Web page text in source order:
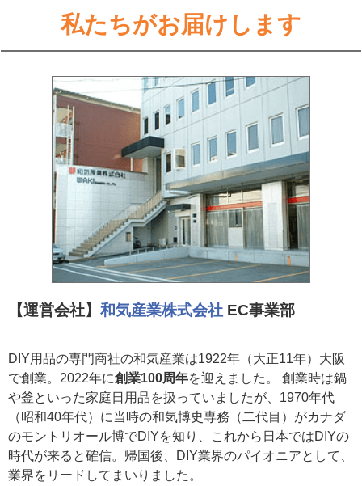
私たちがお届けします
【運営会社】 和気産業株式会社 EC事業部
DIY用品の専門商社の和気産業は1922年（大正11年）大阪
で創業。2022年に創業100周年を迎えました。 創業時は鍋
や釜といった家庭日用品を扱っていましたが、1970年代
（昭和40年代）に当時の和気博史専務（二代目）がカナダ
のモントリオール博でDIYを知り、これから日本ではDIYの
時代が来ると確信。帰国後、DIY業界のパイオニアとして、
業界をリードしてまいりました。